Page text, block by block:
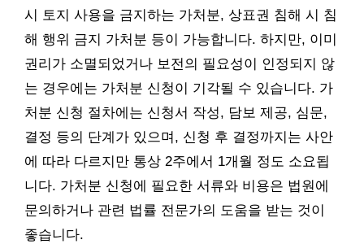
시 토지 사용을 금지하는 가처분, 상표권 침해 시 침
해 행위 금지 가처분 등이 가능합니다. 하지만, 이미
권리가 소멸되었거나 보전의 필요성이 인정되지 않
는 경우에는 가처분 신청이 기각될 수 있습니다. 가
처분 신청 절차에는 신청서 작성, 담보 제공, 심문,
결정 등의 단계가 있으며, 신청 후 결정까지는 사안
에 따라 다르지만 통상 2주에서 1개월 정도 소요됩
니다. 가처분 신청에 필요한 서류와 비용은 법원에
문의하거나 관련 법률 전문가의 도움을 받는 것이
좋습니다.